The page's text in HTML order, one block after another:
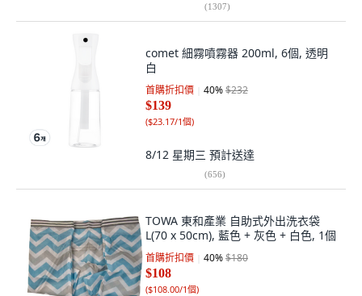
(1307)
comet 細霧噴霧器 200ml, 6個, 透明
白
首購折扣價 40%$232
$139
($23.17/1個)
8/12 星期三 預計送達
(656)
TOWA 東和產業 自助式外出洗衣袋
L(70 x 50cm), 藍色 + 灰色 + 白色, 1個
首購折扣價 40%$180
$108
($108.00/1個)